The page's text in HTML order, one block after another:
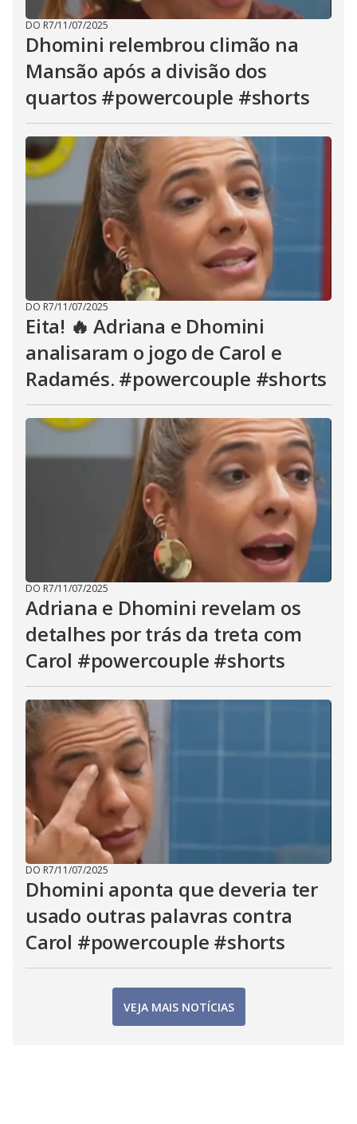
DO R7/11/07/2025
Dhomini relembrou climão na
Mansão após a divisão dos
quartos #powercouple #shorts
DO R7/11/07/2025
Eita! 🔥 Adriana e Dhomini
analisaram o jogo de Carol e
Radamés. #powercouple #shorts
DO R7/11/07/2025
Adriana e Dhomini revelam os
detalhes por trás da treta com
Carol #powercouple #shorts
DO R7/11/07/2025
Dhomini aponta que deveria ter
usado outras palavras contra
Carol #powercouple #shorts
VEJA MAIS NOTÍCIAS